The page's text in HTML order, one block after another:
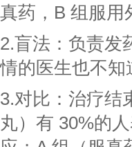
真药，B 组服用
2.盲法：负责发
情的医生也不
3.对比：治疗结
丸）有 30%的